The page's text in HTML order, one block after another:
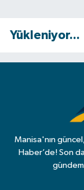
Yükleniyor...
Manisa'nın
Haber’de! Son